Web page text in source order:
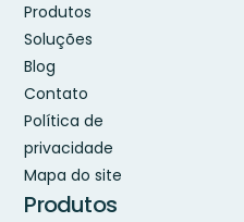
Produtos
Soluções
Blog
Contato
Política de
privacidade
Mapa do site
Produtos